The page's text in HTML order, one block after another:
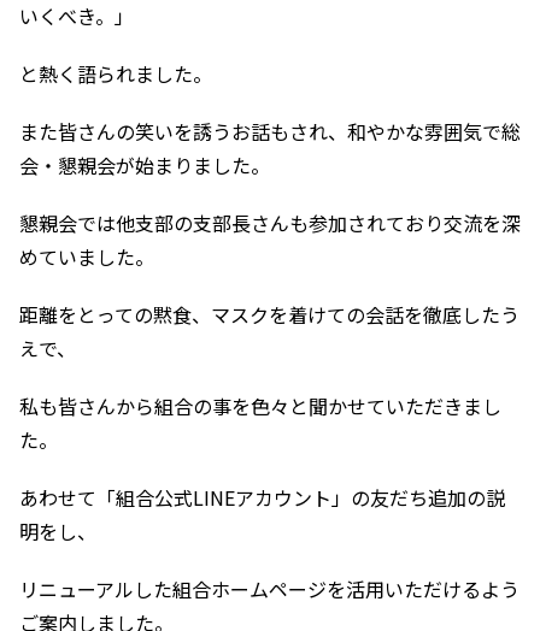
いくべき。」
と熱く語られました。
また皆さんの笑いを誘うお話もされ、和やかな雰囲気で総
会・懇親会が始まりました。
懇親会では他支部の支部長さんも参加されており交流を深
めていました。
距離をとっての黙食、マスクを着けての会話を徹底したう
えで、
私も皆さんから組合の事を色々と聞かせていただきまし
た。
あわせて「組合公式LINEアカウント」の友だち追加の説
明をし、
リニューアルした組合ホームページを活用いただけるよう
ご案内しました。